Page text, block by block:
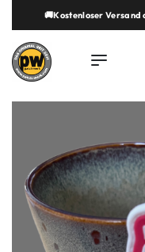
springen🚚Kostenloser Versand